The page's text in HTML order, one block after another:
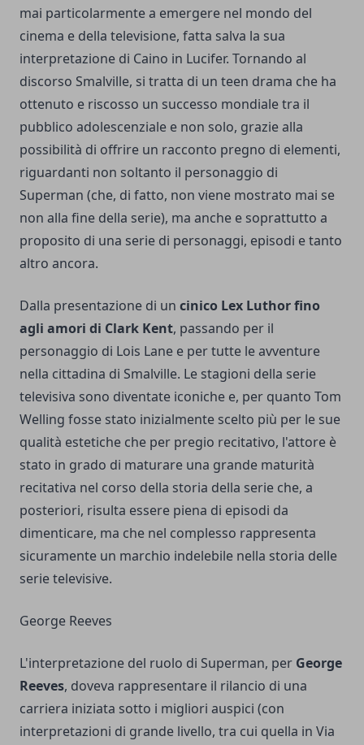
mai particolarmente a emergere nel mondo del
cinema e della televisione, fatta salva la sua
interpretazione di Caino in Lucifer. Tornando al
discorso Smalville, si tratta di un teen drama che ha
ottenuto e riscosso un successo mondiale tra il
pubblico adolescenziale e non solo, grazie alla
possibilità di offrire un racconto pregno di elementi,
riguardanti non soltanto il personaggio di
Superman (che, di fatto, non viene mostrato mai se
non alla fine della serie), ma anche e soprattutto a
proposito di una serie di personaggi, episodi e tanto
altro ancora.
Dalla presentazione di un cinico Lex Luthor fino
agli amori di Clark Kent, passando per il
personaggio di Lois Lane e per tutte le avventure
nella cittadina di Smalville. Le stagioni della serie
televisiva sono diventate iconiche e, per quanto Tom
Welling fosse stato inizialmente scelto più per le sue
qualità estetiche che per pregio recitativo, l'attore è
stato in grado di maturare una grande maturità
recitativa nel corso della storia della serie che, a
posteriori, risulta essere piena di episodi da
dimenticare, ma che nel complesso rappresenta
sicuramente un marchio indelebile nella storia delle
serie televisive.
George Reeves
L'interpretazione del ruolo di Superman, per George
Reeves, doveva rappresentare il rilancio di una
carriera iniziata sotto i migliori auspici (con
interpretazioni di grande livello, tra cui quella in Via